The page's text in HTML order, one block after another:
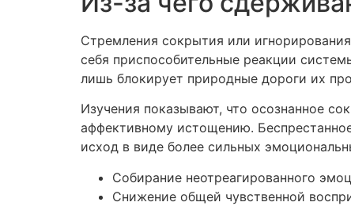
Стремления сокрытия или
себя приспособительные реакции
лишь блокирует природные дороги их
Изучения показывают, что осознанное
аффективному истощению.
исход в виде более сильных
Собирание неотреагированного
Снижение общей чувственной